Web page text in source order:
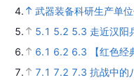
4.
武器装备科研生产单
5.
5.1 5.2 5.3 走近汉阳
6.
6.1 6.2 6.3
【红色
7.
7.1 7.2 7.3 抗战中的